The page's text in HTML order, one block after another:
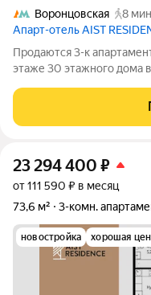
Воронцовская
8
Апарт-отель AIST
Продаются 3-к
этаже 30 этажного дома
стремится к гармонии
отдыхом на природе.
23 294 400 ₽
от 111 590 ₽ в месяц
73,6 м²
3-комн.
новостройка хорошая